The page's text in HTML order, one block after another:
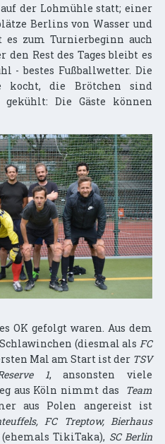
der Lohmühle statt; einer
Berlins von Wasser und
es zum Turnierbeginn auch
den Rest des Tages bleibt es
- bestes Fußballwetter. Die
kocht, die Brötchen sind
Die Gäste können
OK gefolgt waren. Aus dem
(diesmal als FC
Mal am Start ist der TSV
1, ansonsten viele
aus Köln nimmt das
Team
aus Polen angereist ist
FC Treptow, Bierhaus
TikiTaka), SC Berlin